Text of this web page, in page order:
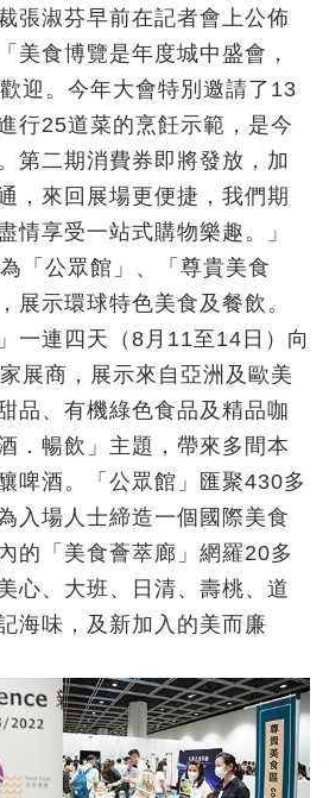
張淑芬早前在記者會上公佈
美食博覽是年度城中盛會，
迎。今年大會特別邀請了13
行25道菜的烹飪示範，是今
第二期消費券即將發放，加
，來回展場更便捷，我們期
情享受一站式購物樂趣。」
「公眾館」、「尊貴美食
展示環球特色美食及餐飲。
一連四天（8月11至14日）向
展商，展示來自亞洲及歐美
品、有機綠色食品及精品咖
．暢飲」主題，帶來多間本
啤酒。「公眾館」匯聚430多
入場人士締造一個國際美食
的「美食薈萃廊」網羅20多
心、大班、日清、壽桃、道
海味，及新加入的美而廉